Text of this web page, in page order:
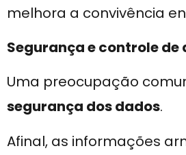
melhora a convivência
Segurança e controle
Uma preocupação
segurança dos dados.
Afinal, as informações